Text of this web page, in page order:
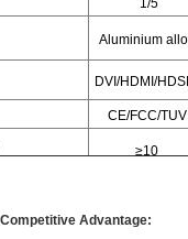
1/5
Aluminium
DVI/HDMI/
CE/FCC/TUV
≥10
Advantage: